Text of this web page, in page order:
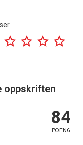
oppskriften
84
POENG